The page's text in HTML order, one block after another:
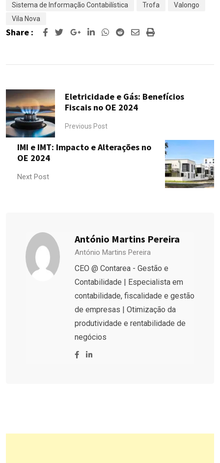
Sistema de Informação Contabilística
Trofa
Valongo
Vila Nova
Share : Google+LinkedInWhatsapp
RedditSharePrint
Eletricidade e Gás: Benefícios
Fiscais no OE 2024
Previous Post
IMI e IMT: Impacto e Alterações no
OE 2024
Next Post
António Martins Pereira
António Martins Pereira
CEO @ Contarea - Gestão e
Contabilidade | Especialista em
contabilidade, fiscalidade e gestão
de empresas | Otimização da
produtividade e rentabilidade de
negócios